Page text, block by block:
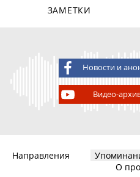
ЗАМЕТКИ
Новости и
Видео-
Направления
О